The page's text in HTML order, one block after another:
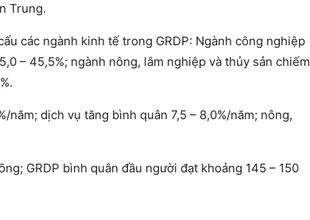
Trung.
các ngành kinh tế trong GRDP: Ngành công nghiệp
– 45,5%; ngành nông, lâm nghiệp và thủy sản chiếm
dịch vụ tăng bình quân 7,5 – 8,0%/năm; nông,
GRDP bình quân đầu người đạt khoảng 145 – 150